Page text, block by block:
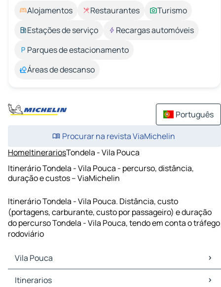
Alojamentos Restaurantes
Turismo
Estações de serviço
Recargas automóveis
Parques de estacionamento
Áreas de descanso
Português
Procurar na revista ViaMichelin
HomeItinerariosTondela - Vila Pouca
Itinerário Tondela - Vila Pouca - percurso, distância,
duração e custos – ViaMichelin
Itinerário Tondela - Vila Pouca. Distância, custo
(portagens, carburante, custo por passageiro) e duração
do percurso Tondela - Vila Pouca, tendo em conta o tráfego
rodoviário
Vila Pouca
Vila Pouca Mapas Plantas
Itinerarios